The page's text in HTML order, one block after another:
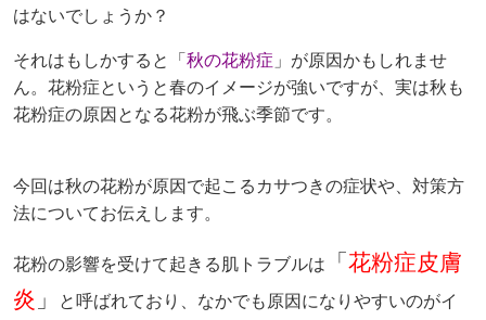
はないでしょうか？
それはもしかすると「秋の花粉症 」が原因かもしれませ
ん。花粉症というと春のイメージが強いですが、実は秋も
花粉症の原因となる花粉が飛ぶ季節です。
今回は秋の花粉が原因で起こるカサつきの症状や、対策方
法についてお伝えします。
花粉の影響を受けて起きる肌トラブルは 「花粉症皮膚
炎 」
と呼ばれており、なかでも原因になりやすいのがイ